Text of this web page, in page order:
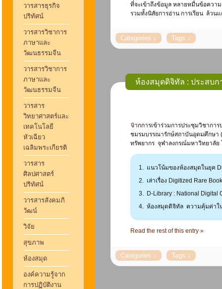
วารสารธุรกิจ
ปริทัศน์
วารสารวิชาการ
ภาษาและ
วัฒนธรรมจีน
วารสารวิชาการ
ภาษาและ
วัฒนธรรมจีน
วารสาร
วิทยาศาสตร์และ
เทคโนโลยี
หัวเฉียว
เฉลิมพระเกียรติ
วารสาร
ศิลปศาสตร์
ปริทัศน์
วารสารสังคมภิ
วัฒน์
วิจัย
สุขภาพ
ห้องสมุด
องค์ความรู้จาก
การปฏิบัติงาน
ที่จะเข้าถึงข้อมูล หลายหมื่นข้อควา
รวมทั้งนิสัยการอ่าน การเรียน ล้ว
จากการเข้าร่วมการประชุมวิชาการประจำปี 2558 เรื่อง ห้องสมุดดิจิทัล : ประสบการณ์และข้อพึงระวัง (Digital Library : Best Practice and Pit Fall) จัดโดย
ชมรมบรรณารักษ์สถาบันอุดมศึกษา
ทรัพยากร จุฬาลงกรณ์มหาวิทยาลัย
แนวโน้มของห้องสมุดในยุค
เล่าเรื่อง Digitized Rare
D-Library : National Digital
ห้องสมุดดิจิทัล ความคุ้มค่าใ
Read the rest of this entry »